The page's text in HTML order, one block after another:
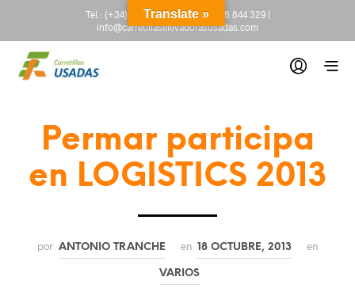
Tel.: (+34) 665 845 222-(+34) 918 844 329|
info@carretillaselevadorasusadas.com
Permar participa
en LOGISTICS 2013
por ANTONIO TRANCHE en 18 OCTUBRE, 2013 en
VARIOS
Translate »